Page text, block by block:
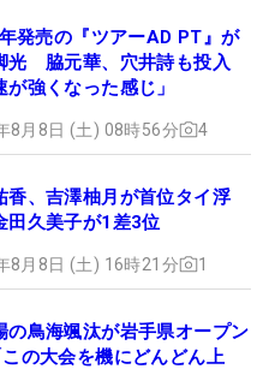
発売の『ツアーAD PT』が
光 脇元華、穴井詩も投入
が強くなった感じ」
8月8日 (土) 08時56分 4
香、吉澤柚月が首位タイ浮
久美子が1差3位
8月8日 (土) 16時21分 1
の鳥海颯汰が岩手県オープン
の大会を機にどんどん上